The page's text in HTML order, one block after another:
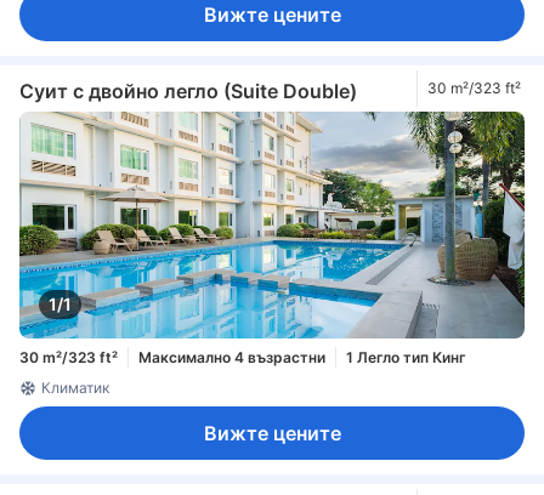
Вижте цените
Суит с двойно легло (Suite Double) 30 m²/323 ft²
1/1
30 m²/323 ft² Максимално 4 възрастни
1 Легло тип Кинг
Климатик
Вижте цените